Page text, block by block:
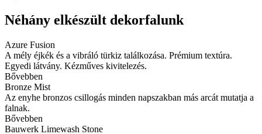
Néhány elkészült dekorfalunk
Azure Fusion
A mély éjkék és a vibráló türkiz találkozása. Prémium textúra.
Egyedi látvány. Kézműves kivitelezés.
Bővebben
Bronze Mist
Az enyhe bronzos csillogás minden napszakban más arcát mutatja a
falnak.
Bővebben
Bauwerk Limewash Stone